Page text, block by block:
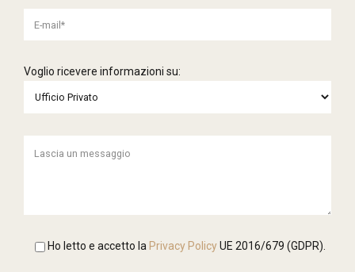
Voglio ricevere informazioni su:
Ho letto e accetto la Privacy PolicyUE 2016/679 (GDPR).